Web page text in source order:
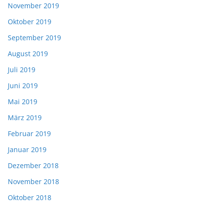
November 2019
Oktober 2019
September 2019
August 2019
Juli 2019
Juni 2019
Mai 2019
März 2019
Februar 2019
Januar 2019
Dezember 2018
November 2018
Oktober 2018